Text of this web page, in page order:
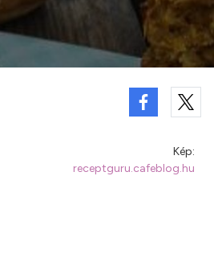
Kép:
receptguru.cafeblog.hu